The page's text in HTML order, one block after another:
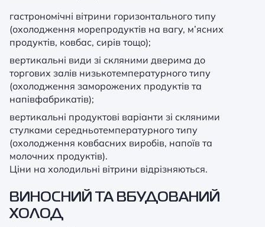
гастрономічні вітрини горизонтального типу
(охолодження морепродуктів на вагу, м’ясних
продуктів, ковбас, сирів тощо);
вертикальні види зі скляними дверима до
торгових залів низькотемпературного типу
(охолодження заморожених продуктів та
напівфабрикатів);
вертикальні продуктові варіанти зі скляними
стулками середньотемпературного типу
(охолодження ковбасних виробів, напоїв та
молочних продуктів).
Ціни на холодильні вітрини відрізняються.
ВИНОСНИЙ ТА ВБУДОВАНИЙ
ХОЛОД